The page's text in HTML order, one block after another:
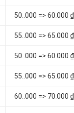
50..000 => 60.000
55..000 => 65.000
50..000 => 60.000
55..000 => 65.000
60..000 => 70.000